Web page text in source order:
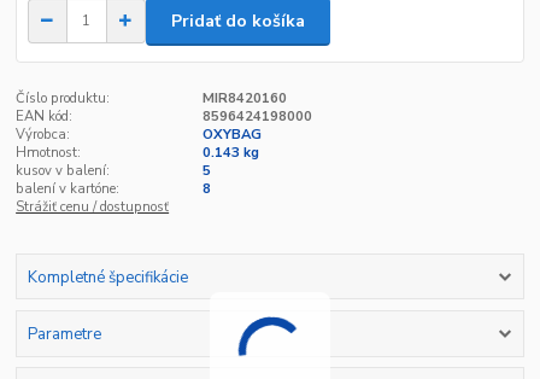
Pridať do košíka
Číslo produktu:
MIR8420160
EAN kód:
8596424198000
Výrobca:
OXYBAG
Hmotnost:
0.143 kg
kusov v balení:
5
balení v kartóne:
8
Strážiť cenu / dostupnosť
Kompletné špecifikácie
Parametre